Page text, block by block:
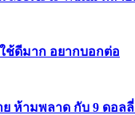
ใช้ดีมาก อยากบอกต่อ
ห้ามพลาด กับ 9 ดอล